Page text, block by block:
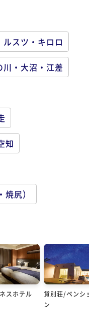
スツ・キロロ
川・大沼・江差
知
尻）
スホテル
貸別荘/ペンシ
ン